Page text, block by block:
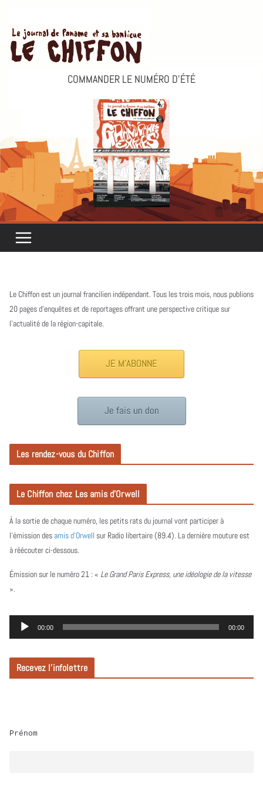
contenu
COMMANDER LE NUMÉRO D’ÉTÉ
Le Chiffon est un journal francilien indépendant. Tous les trois mois, nous publions
20 pages d’enquêtes et de reportages offrant une perspective critique sur
l’actualité de la région-capitale.
JE M'ABONNE
Je fais un don
Les rendez-vous du Chiffon
Le Chiffon chez Les amis d’Orwell
À la sortie de chaque numéro, les petits rats du journal vont participer à
l’émission des amis d’Orwell sur Radio libertaire (89.4). La dernière mouture est
à réécouter ci-dessous.
Émission sur le numéro 21 : « Le Grand Paris Express, une idéologie de la vitesse
».
e
c
t
r
00:00 00:00
Recevez l’infolettre
Prénom